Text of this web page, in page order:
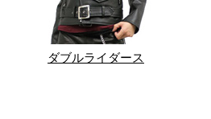
ダブルライダース